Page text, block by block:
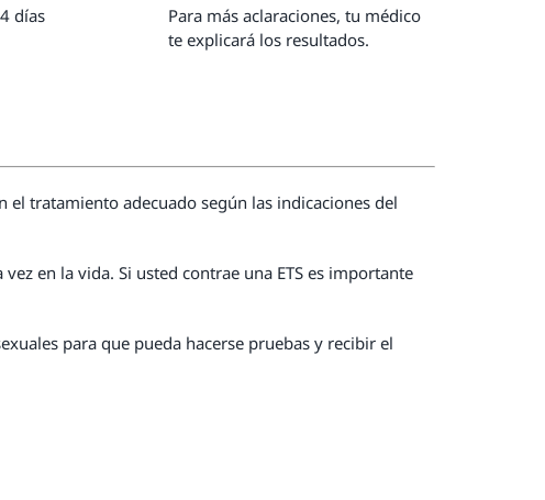
días
Para más aclaraciones, tu médico
te explicará los resultados.
el tratamiento adecuado según las indicaciones del
en la vida. Si usted contrae una ETS es importante
para que pueda hacerse pruebas y recibir el